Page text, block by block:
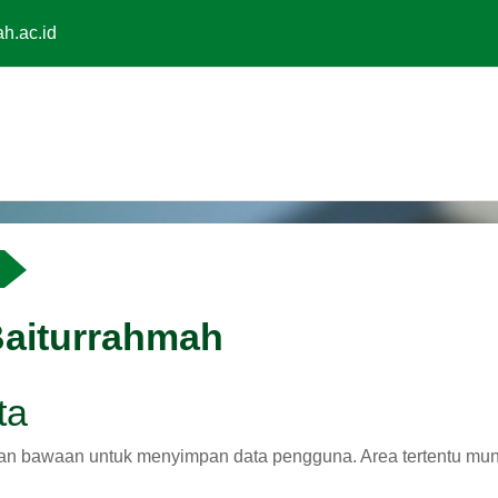
bawaan untuk menyimpan data pengguna. Area tertentu